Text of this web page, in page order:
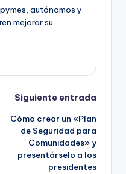
autónomos y
mejorar su
Siguiente entrada
Cómo crear un «Plan
de Seguridad para
Comunidades» y
presentárselo a los
presidentes